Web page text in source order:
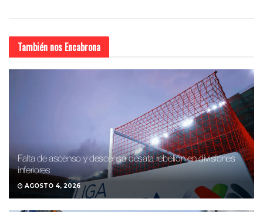
También nos Encabrona
Falta de ascenso y descenso desata rebelión en divisiones
inferiores
AGOSTO 4, 2026